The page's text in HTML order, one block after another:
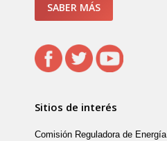
SABER MÁS
Sitios de interés
Comisión Reguladora de Energía